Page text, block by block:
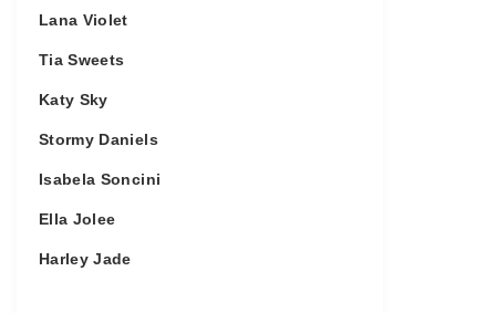
Lana Violet
Tia Sweets
Katy Sky
Stormy Daniels
Isabela Soncini
Ella Jolee
Harley Jade